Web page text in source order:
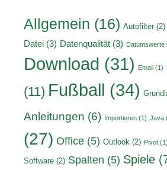
Allgemein (16) Autofilter (2)
Datei (3) Datenqualität (3) Datumswerte
Download (31) Email (1)
(11) Fußball (34)
Anleitungen (6) Importieren (1) Java
(27) Office (5) Outlook (2) Pivot (1)
Software (2) Spalten (5) Spiele